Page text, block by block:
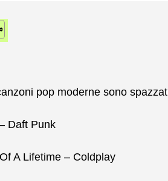
pop moderne sono
Daft Punk
A Lifetime – Coldplay